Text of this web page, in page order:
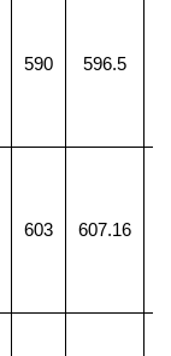
590 596.5
603 607.16